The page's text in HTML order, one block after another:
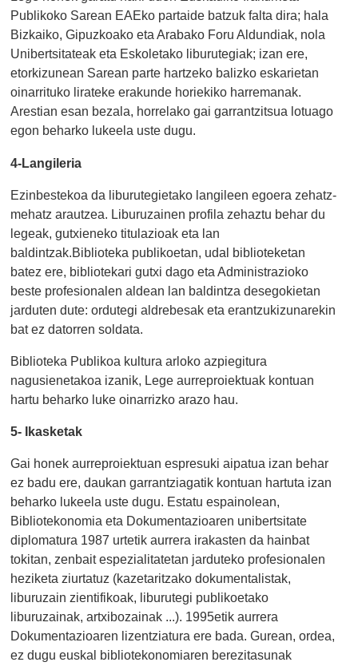
Publikoko Sarean EAEko partaide batzuk falta dira; hala
Bizkaiko, Gipuzkoako eta Arabako Foru Aldundiak, nola
Unibertsitateak eta Eskoletako liburutegiak; izan ere,
etorkizunean Sarean parte hartzeko balizko eskarietan
oinarrituko lirateke erakunde horiekiko harremanak.
Arestian esan bezala, horrelako gai garrantzitsua lotuago
egon beharko lukeela uste dugu.
4-Langileria
Ezinbestekoa da liburutegietako langileen egoera zehatz-
mehatz arautzea. Liburuzainen profila zehaztu behar du
legeak, gutxieneko titulazioak eta lan
baldintzak.Biblioteka publikoetan, udal biblioteketan
batez ere, bibliotekari gutxi dago eta Administrazioko
beste profesionalen aldean lan baldintza desegokietan
jarduten dute: ordutegi aldrebesak eta erantzukizunarekin
bat ez datorren soldata.
Biblioteka Publikoa kultura arloko azpiegitura
nagusienetakoa izanik, Lege aurreproiektuak kontuan
hartu beharko luke oinarrizko arazo hau.
5- Ikasketak
Gai honek aurreproiektuan espresuki aipatua izan behar
ez badu ere, daukan garrantziagatik kontuan hartuta izan
beharko lukeela uste dugu. Estatu espainolean,
Bibliotekonomia eta Dokumentazioaren unibertsitate
diplomatura 1987 urtetik aurrera irakasten da hainbat
tokitan, zenbait espezialitatetan jarduteko profesionalen
heziketa ziurtatuz (kazetaritzako dokumentalistak,
liburuzain zientifikoak, liburutegi publikoetako
liburuzainak, artxibozainak ...). 1995etik aurrera
Dokumentazioaren lizentziatura ere bada. Gurean, ordea,
ez dugu euskal bibliotekonomiaren berezitasunak